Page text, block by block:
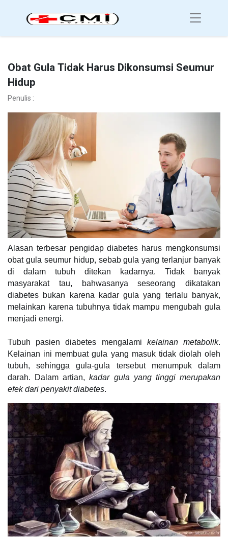
Obat Gula Tidak Harus Dikonsumsi Seumur
Hidup
Penulis :
Alasan terbesar pengidap diabetes harus mengkonsumsi
obat gula seumur hidup, sebab gula yang terlanjur banyak
di dalam tubuh ditekan kadarnya. Tidak banyak
masyarakat tau, bahwasanya seseorang dikatakan
diabetes bukan karena kadar gula yang terlalu banyak,
melainkan karena tubuhnya tidak mampu mengubah gula
menjadi energi.
Tubuh pasien diabetes mengalami kelainan metabolik.
Kelainan ini membuat gula yang masuk tidak diolah oleh
tubuh, sehingga gula-gula tersebut menumpuk dalam
darah. Dalam artian,kadar gula yang tinggi merupakan
efek dari penyakit diabetes.